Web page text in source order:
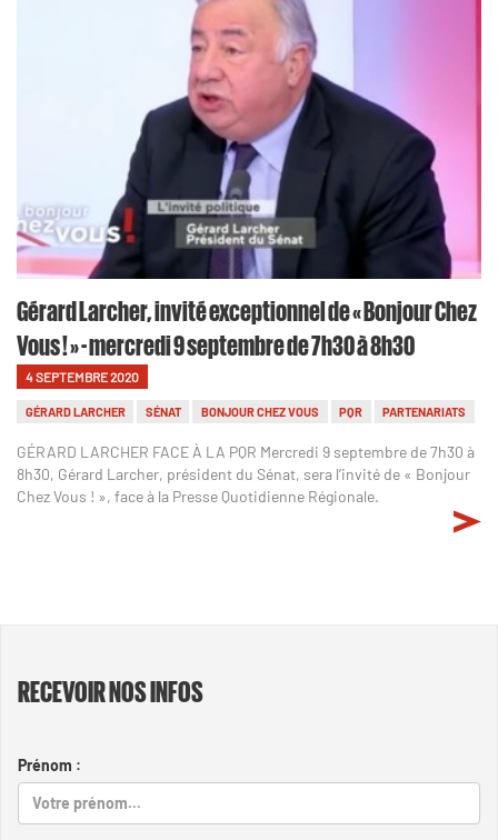
Gérard Larcher, invité exceptionnel de « Bonjour Chez
Vous ! » - mercredi 9 septembre de 7h30 à 8h30
4 SEPTEMBRE 2020
GÉRARD LARCHER SÉNAT BONJOUR CHEZ VOUS PQR PARTENARIATS
GÉRARD LARCHER FACE À LA PQR Mercredi 9 septembre de 7h30 à
8h30, Gérard Larcher, président du Sénat, sera l’invité de « Bonjour
Chez Vous ! », face à la Presse Quotidienne Régionale.
RECEVOIR NOS INFOS
Prénom :